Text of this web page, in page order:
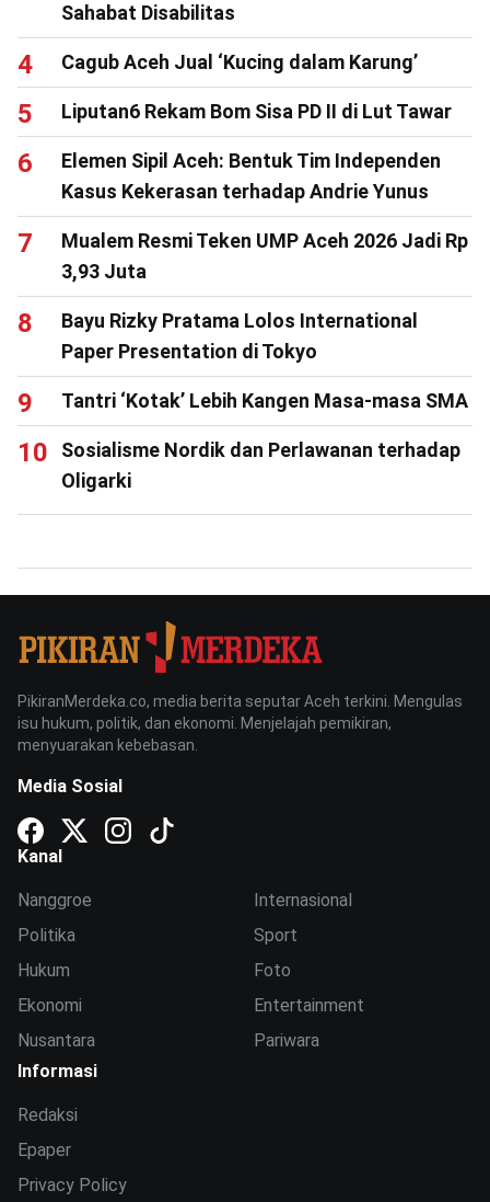
Sahabat Disabilitas
Cagub Aceh Jual ‘Kucing dalam Karung’
Liputan6 Rekam Bom Sisa PD II di Lut Tawar
Elemen Sipil Aceh: Bentuk Tim Independen
Kasus Kekerasan terhadap Andrie Yunus
Mualem Resmi Teken UMP Aceh 2026 Jadi Rp
3,93 Juta
Bayu Rizky Pratama Lolos International
Paper Presentation di Tokyo
Tantri ‘Kotak’ Lebih Kangen Masa-masa SMA
Sosialisme Nordik dan Perlawanan terhadap
Oligarki
PikiranMerdeka.co, media berita seputar Aceh terkini. Mengulas
isu hukum, politik, dan ekonomi. Menjelajah pemikiran,
menyuarakan kebebasan.
Media Sosial
Kanal
Nanggroe
Politika
Hukum
Ekonomi
Nusantara
Internasional
Sport
Foto
Entertainment
Pariwara
Informasi
Redaksi
Epaper
Privacy Policy